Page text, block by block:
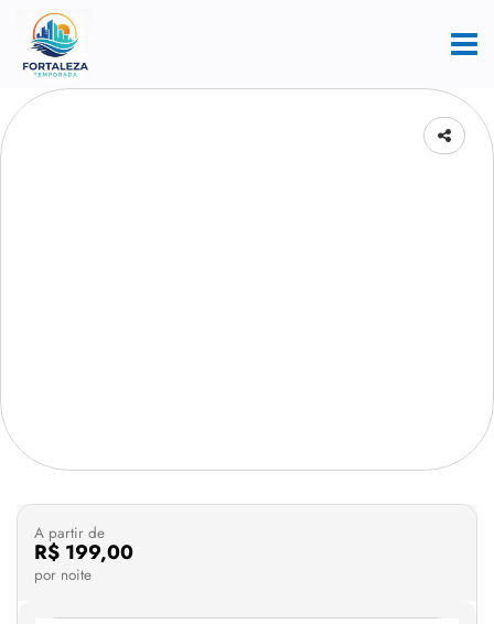
A partir de
R$ 199,00
por noite